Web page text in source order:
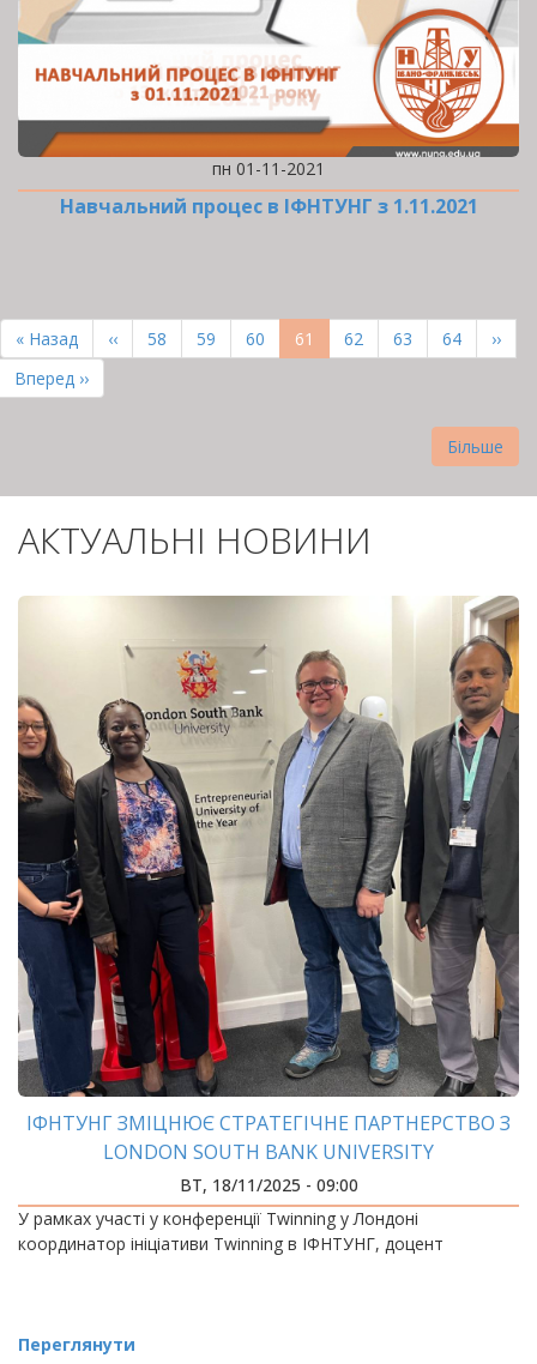
пн 01-11-2021
Навчальний процес в ІФНТУНГ з 1.11.2021
НА
СТОРІНКИ
Перша
сторінка
« Назад
Попередня
сторінка
‹‹ Page
58 Page
59 Page
60
Поточна
сторінка
61 Page
62 Page
63 Page
64
››
Остання
сторінка
Вперед ››
Більше
АКТУАЛЬНІ НОВИНИ
ІФНТУНГ ЗМІЦНЮЄ СТРАТЕГІЧНЕ ПАРТНЕРСТВО З
LONDON SOUTH BANK UNIVERSITY
ВТ, 18/11/2025 - 09:00
У рамках участі у конференції Twinning у Лондоні
координатор ініціативи Twinning в ІФНТУНГ, доцент
Переглянути